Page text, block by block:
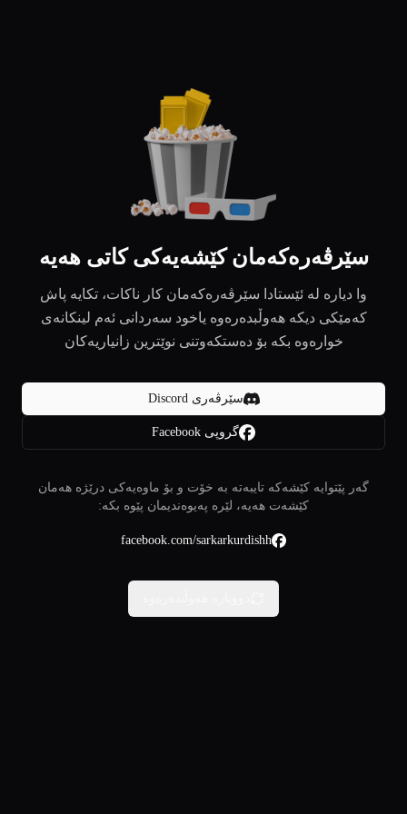
سێرڤەرەکەمان کێشەیەکی کاتی هەیە
وا دیارە لە ئێستادا سێرڤەرەکەمان کار ناکات، تکایە پاش
کەمێکی دیکە هەوڵبدەرەوە یاخود سەردانی ئەم لینکانەی
خوارەوە بکە بۆ دەستکەوتنی نوێترین زانیاریەکان
سێرڤەری Discord
گروپی Facebook
گەر پێتوایە کێشەکە تایبەتە بە خۆت و بۆ ماوەیەکی درێژە هەمان
کێشەت هەیە، لێرە پەیوەندیمان پێوە بکە:
facebook.com/sarkarkurdishh